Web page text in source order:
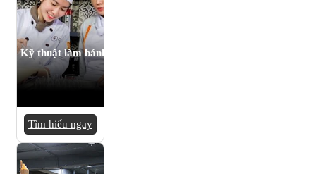
Kỹ thuật làm bánh
Tìm hiểu ngay